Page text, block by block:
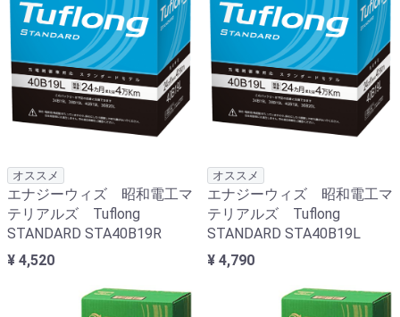
オススメ
エナジーウィズ 昭和電工マ
テリアルズ Tuflong
STANDARD STA40B19R
¥ 4,520
オススメ
エナジーウィズ 昭和電工マ
テリアルズ Tuflong
STANDARD STA40B19L
¥ 4,790